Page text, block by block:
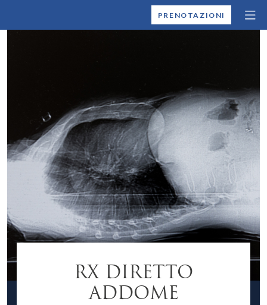
MONTALLEGROPRENOTAZIONI
RX DIRETTO
ADDOME